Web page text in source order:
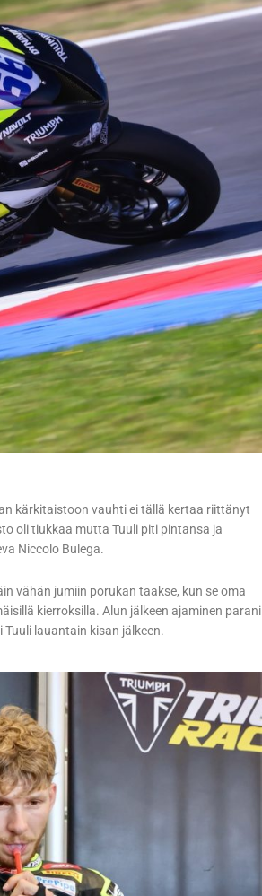
kärkitaistoon vauhti ei tällä kertaa riittänyt
oli tiukkaa mutta Tuuli piti pintansa ja
Niccolo Bulega.
vähän jumiin porukan taakse, kun se oma
kierroksilla. Alun jälkeen ajaminen parani
lauantain kisan jälkeen.